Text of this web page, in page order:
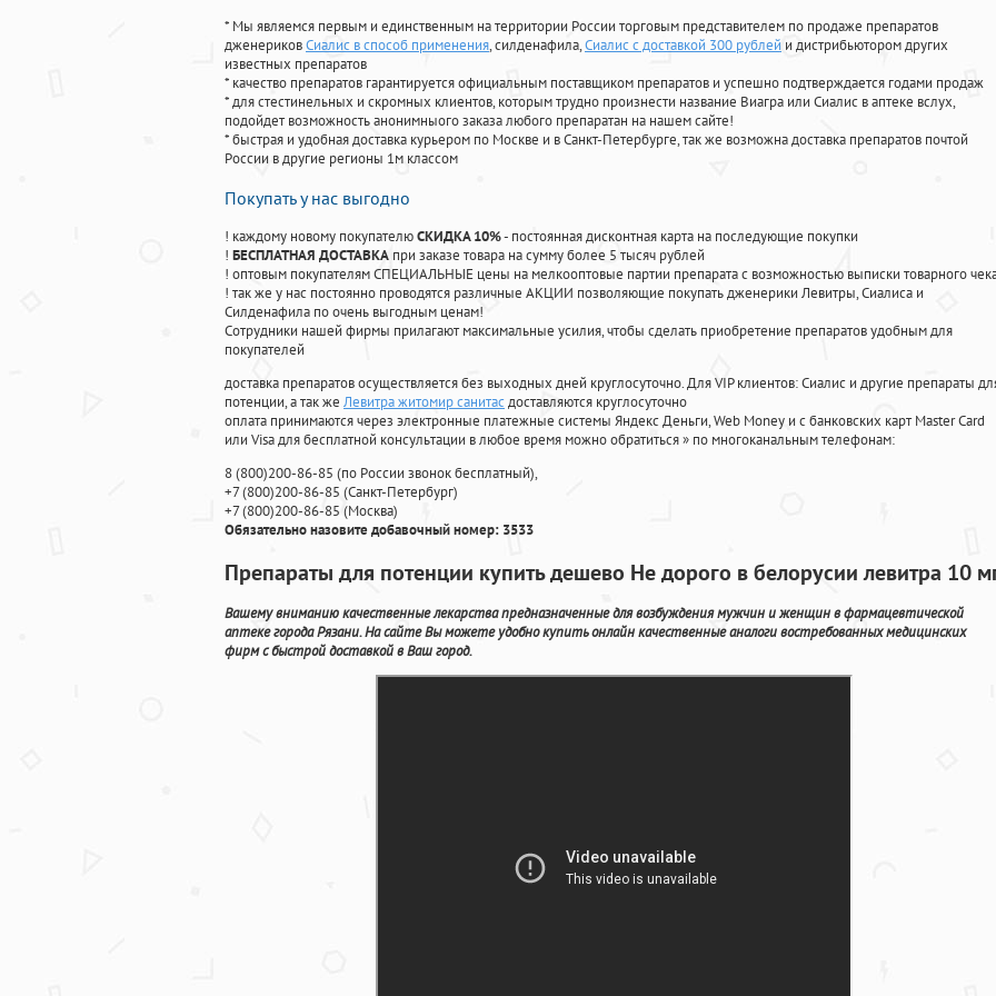
* Мы являемся первым и единственным на территории России торговым представителем по продаже препаратов
дженериковСиалис в способ применения, силденафила,Сиалис с доставкой 300 рублей и дистрибьютором других
известных препаратов
* качество препаратов гарантируется официальным поставщиком препаратов и успешно подтверждается годами продаж
* для стестинельных и скромных клиентов, которым трудно произнести название Виагра или Сиалис в аптеке вслух,
подойдет возможность анонимныого заказа любого препаратан на нашем сайте!
* быстрая и удобная доставка курьером по Москве и в Санкт-Петербурге, так же возможна доставка препаратов почтой
России в другие регионы 1м классом
Покупать у нас выгодно
! каждому новому покупателюСКИДКА 10%- постоянная дисконтная карта на последующие покупки
! БЕСПЛАТНАЯ ДОСТАВКА при заказе товара на сумму более 5 тысяч рублей
! оптовым покупателям СПЕЦИАЛЬНЫЕ цены на мелкооптовые партии препарата с возможностью выписки товарного
! так же у нас постоянно проводятся различные АКЦИИ позволяющие покупать дженерики Левитры, Сиалиса и
Силденафила по очень выгодным ценам!
Cотрудники нашей фирмы прилагают максимальные усилия, чтобы сделать приобретение препаратов удобным для
покупателей
доставка препаратов осуществляется без выходных дней круглосуточно. Для VIP клиентов: Сиалис и другие препараты
потенции, а так же Левитра житомир санитасдоставляются круглосуточно
оплата принимаются через электронные платежные системы Яндекс Деньги, Web Money и с банковских карт Master Card
или Visa для бесплатной консультации в любое время можно обратиться» по многоканальным телефонам:
8(800)200-86-85 (по России звонок бесплатный),
+7(800)200-86-85 (Санкт-Петербург)
+7(800)200-86-85 (Москва)
Обязательно назовите добавочный номер: 3533
Препараты для потенции купить дешево Не дорого в белорусии левитра 10
Вашему вниманию качественные лекарства предназначенные для возбуждения мужчин и женщин в фармацевтической
аптеке города Рязани. На сайте Вы можете удобно купить онлайн качественные аналоги востребованных медицинских
фирм с быстрой доставкой в Ваш город.